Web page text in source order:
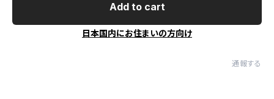
Add to cart
日本国内にお住まいの方向け
通報する